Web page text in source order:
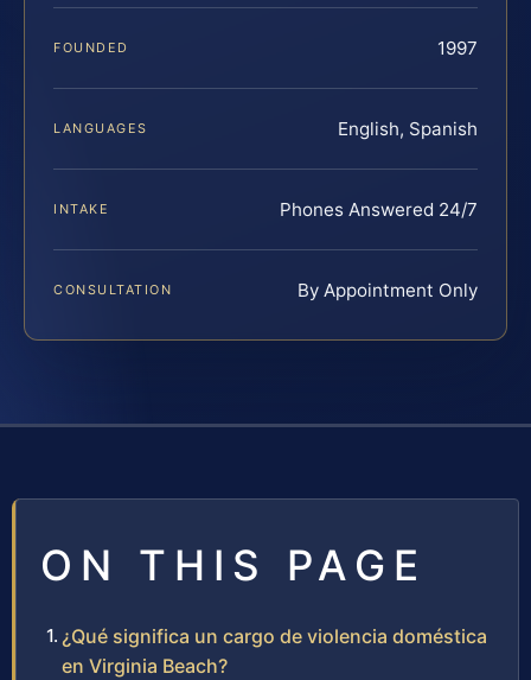
FOUNDED 1997
LANGUAGES English, Spanish
INTAKE Phones Answered 24/7
CONSULTATION By Appointment Only
ON THIS PAGE
¿Qué significa un cargo de violencia doméstica
en Virginia Beach?